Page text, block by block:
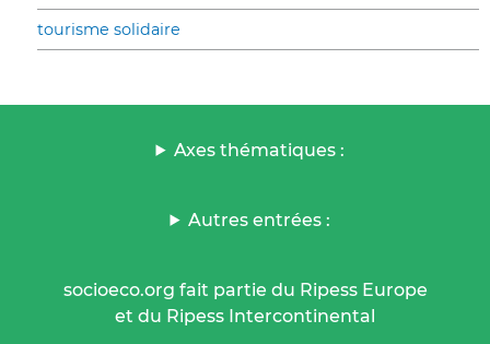
tourisme solidaire
Axes thématiques :
Autres entrées :
socioeco.org fait partie du Ripess Europe
et du Ripess Intercontinental